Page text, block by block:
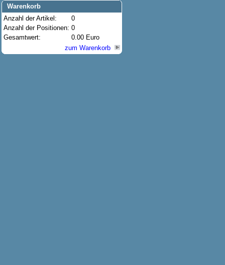
Warenkorb
Anzahl der Artikel:
0
Anzahl der Positionen: 0
Gesamtwert:
0.00 Euro
zum Warenkorb